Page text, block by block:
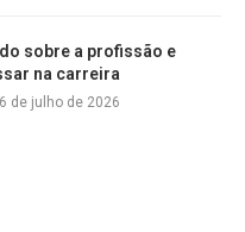
sobre a profissão e
na carreira
6 de julho de 2026